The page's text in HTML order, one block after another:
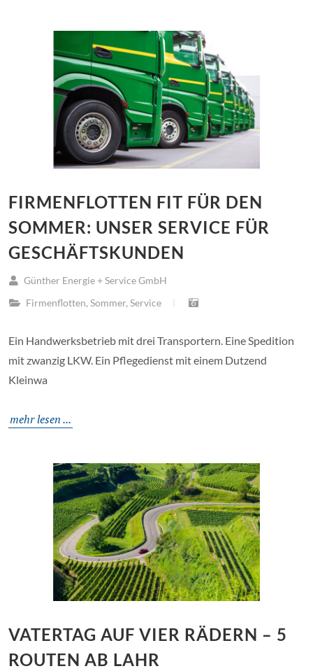
FIRMENFLOTTEN FIT FÜR DEN
SOMMER: UNSER SERVICE FÜR
GESCHÄFTSKUNDEN
Günther Energie + Service GmbH
Firmenflotten, Sommer, Service
Ein Handwerksbetrieb mit drei Transportern. Eine Spedition
mit zwanzig LKW. Ein Pflegedienst mit einem Dutzend
Kleinwa
mehr lesen ...
VATERTAG AUF VIER RÄDERN – 5
ROUTEN AB LAHR